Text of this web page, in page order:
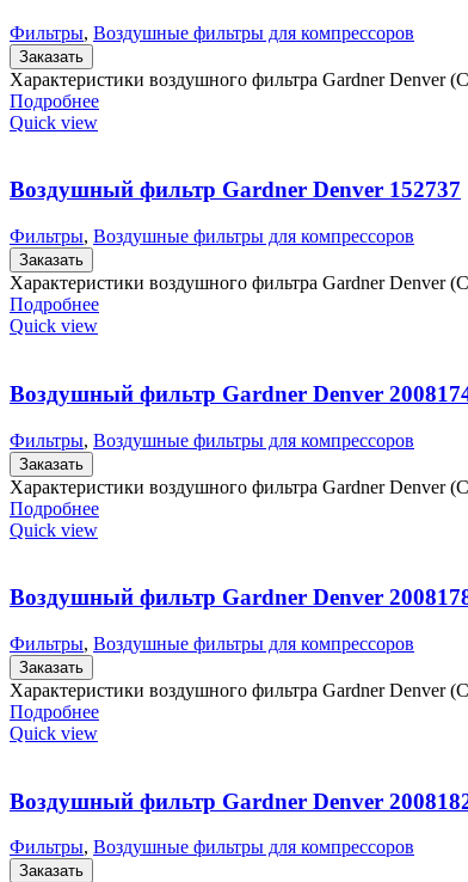
Фильтры, Воздушные фильтры для компрессоров
Заказать
Характеристики воздушного фильтра Gardner
Подробнее
Quick view
Воздушный фильтр Gardner Denver 152737
Фильтры, Воздушные фильтры для компрессоров
Заказать
Характеристики воздушного фильтра Gardner
Подробнее
Quick view
Воздушный фильтр Gardner Denver
Фильтры, Воздушные фильтры для компрессоров
Заказать
Характеристики воздушного фильтра Gardner
Подробнее
Quick view
Воздушный фильтр Gardner Denver
Фильтры, Воздушные фильтры для компрессоров
Заказать
Характеристики воздушного фильтра Gardner
Подробнее
Quick view
Воздушный фильтр Gardner Denver
Фильтры, Воздушные фильтры для компрессоров
Заказать